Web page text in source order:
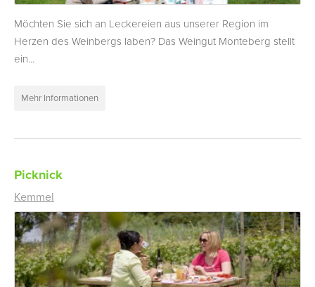
Möchten Sie sich an Leckereien aus unserer Region im
Herzen des Weinbergs laben? Das Weingut Monteberg stellt
ein...
Mehr Informationen
Picknick
Kemmel